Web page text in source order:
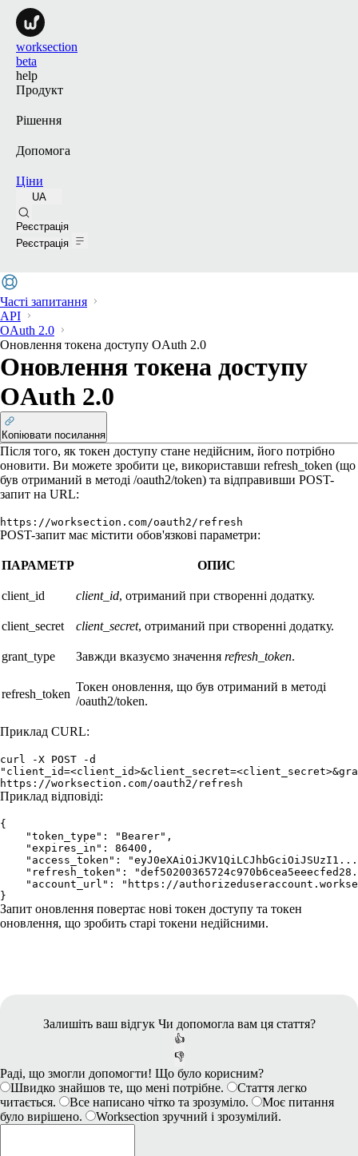
worksection
beta
help
Продукт
Рішення
Допомога
Ціни
UA
Реєстрація
Реєстрація
Часті запитання
API
OAuth 2.0
Оновлення токена доступу OAuth 2.0
Оновлення токена доступу
OAuth 2.0
Копіювати посилання
Після того, як токен доступу стане недійсним, його потрібно
оновити. Ви можете зробити це, використавши refresh_token (що
був отриманий в методі /oauth2/token) та відправивши POST-
запит на URL:
https://worksection.com/oauth2/refresh
POST-запит має містити обов'язкові параметри:
ПАРАМЕТР ОПИС
client_id client_id, отриманий при створенні додатку.
client_secret client_secret, отриманий при створенні додатку.
grant_type Завжди вказуємо значення refresh_token.
refresh_token
Токен оновлення, що був отриманий в методі
/oauth2/token.
Приклад CURL:
curl -X POST -d
https://worksection.com/oauth2/refresh
Приклад відповіді:
{
"token_type": "Bearer",
"expires_in": 86400,
"access_token":
"refresh_token":
"account_url": "https://
}
Запит оновлення повертає нові токен доступу та токен
оновлення, що зробить старі токени недійсними.
Залишіть ваш відгук Чи допомогла вам ця стаття?
👍
👎
Раді, що змогли допомогти! Що було корисним?
Швидко знайшов те, що мені потрібне.
Стаття легко
читається.
Все написано чітко та зрозуміло.
Моє питання
було вирішено.
Worksection зручний і зрозумілий.